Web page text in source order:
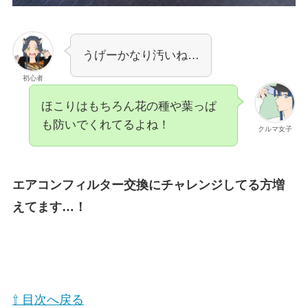
初心者
うげーかなり汚いね…
クルマ女子
ほこりはもちろん花の種や葉っぱ
も防いでくれてるよね！
エアコンフィルター交換にチャレンジしてる方増
えてます…！
⇧ 目次へ戻る